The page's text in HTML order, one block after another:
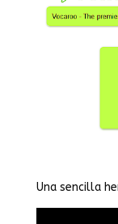
Una sencilla